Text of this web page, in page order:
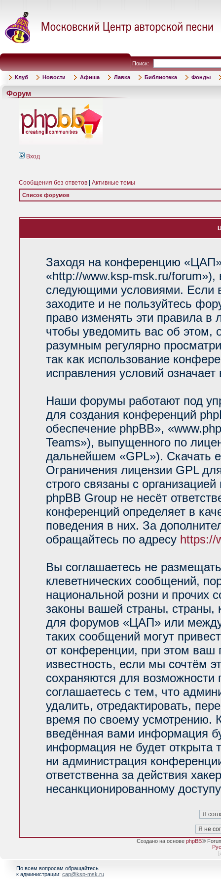
Поиск:
Клуб Новости Афиша Лавка Библиотека Фонды
Форум
Вход
Сообщения без ответов Активные темы
Список форумов
Заходя на конференцию
«http://www.ksp-msk.ru/forum»),
следующими условиями. Если
заходите и не пользуйтесь
право изменять эти правила
чтобы уведомить вас об
разумным регулярно
так как использование
исправления условий
Наши форумы работают под
для создания конференций
обеспечение phpBB»,
Teams»), выпущенного по
дальнейшем «GPL»). Скачать
Ограничения лицензии GPL
строго связаны с
phpBB Group не несёт
конференций определяет в
поведения в них. За
обращайтесь по адресу https://
Вы соглашаетесь не
клеветнических сообщений,
национальной розни и прочих
законы вашей страны, страны,
для форумов «ЦАП» или
таких сообщений могут
от конференции, при этом ваш
известность, если мы сочтём
сохраняются для возможности
соглашаетесь с тем, что
удалить, отредактировать,
время по своему усмотрению.
введённая вами информация
информация не будет открыта
ни администрация
ответственна за действия
несанкционированному
Создано на основе phpBB®
[
По всем вопросам обращайтесь
к администрации: cap@ksp-msk.ru